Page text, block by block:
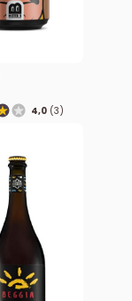
4,0 (3)